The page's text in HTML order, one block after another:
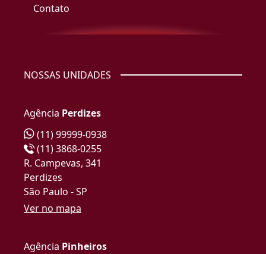
Contato
NOSSAS UNIDADES
Agência Perdizes
(11) 99999-0938
(11) 3868-0255
R. Campevas, 341
Perdizes
São Paulo - SP
Ver no mapa
Agência Pinheiros